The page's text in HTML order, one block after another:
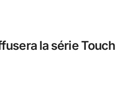
la série Touch